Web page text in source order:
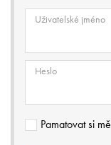
Uživatelské jméno
Heslo
Pamatovat si mě